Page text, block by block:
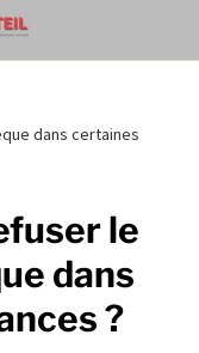
dans certaines
le
dans
?